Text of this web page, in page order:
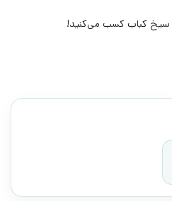
سیخ کباب کسب می‌کنید!